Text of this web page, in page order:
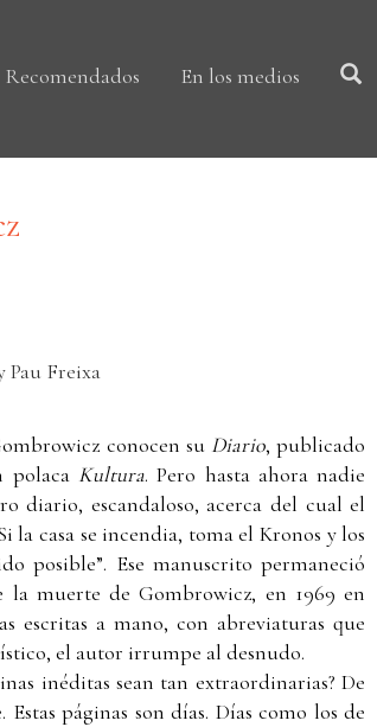
Recomendados En los medios
Pau Freixa
conocen su Diario, publicado
polaca Kultura. Pero hasta ahora nadie
diario, escandaloso, acerca del cual el
la casa se incendia, toma el Kronos y los
posible”. Ese manuscrito permaneció
la muerte de Gombrowicz, en 1969 en
escritas a mano, con abreviaturas que
el autor irrumpe al desnudo.
inéditas sean tan extraordinarias? De
páginas son días. Días como los de